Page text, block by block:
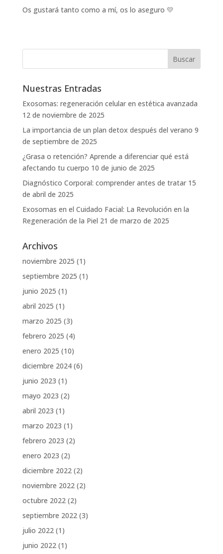
Os gustará tanto como a mí, os lo aseguro 💛
Nuestras Entradas
Exosomas: regeneración celular en estética avanzada
12 de noviembre de 2025
La importancia de un plan detox después del verano 9
de septiembre de 2025
¿Grasa o retención? Aprende a diferenciar qué está
afectando tu cuerpo 10 de junio de 2025
Diagnóstico Corporal: comprender antes de tratar 15
de abril de 2025
Exosomas en el Cuidado Facial: La Revolución en la
Regeneración de la Piel 21 de marzo de 2025
Archivos
noviembre 2025 (1)
septiembre 2025 (1)
junio 2025 (1)
abril 2025 (1)
marzo 2025 (3)
febrero 2025 (4)
enero 2025 (10)
diciembre 2024(6)
junio 2023 (1)
mayo 2023 (2)
abril 2023 (1)
marzo 2023 (1)
febrero 2023 (2)
enero 2023 (2)
diciembre 2022(2)
noviembre 2022(2)
octubre 2022(2)
septiembre 2022(3)
julio 2022(1)
junio 2022(1)